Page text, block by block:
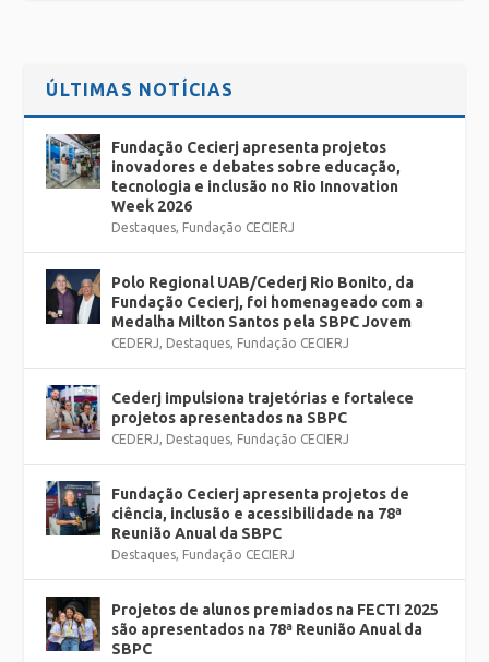
ÚLTIMAS NOTÍCIAS
Fundação Cecierj apresenta projetos
inovadores e debates sobre educação,
tecnologia e inclusão no Rio Innovation
Week 2026
Destaques, Fundação CECIERJ
Polo Regional UAB/Cederj Rio Bonito, da
Fundação Cecierj, foi homenageado com a
Medalha Milton Santos pela SBPC Jovem
CEDERJ, Destaques, Fundação CECIERJ
Cederj impulsiona trajetórias e fortalece
projetos apresentados na SBPC
CEDERJ, Destaques, Fundação CECIERJ
Fundação Cecierj apresenta projetos de
ciência, inclusão e acessibilidade na 78ª
Reunião Anual da SBPC
Destaques, Fundação CECIERJ
Projetos de alunos premiados na FECTI 2025
são apresentados na 78ª Reunião Anual da
SBPC